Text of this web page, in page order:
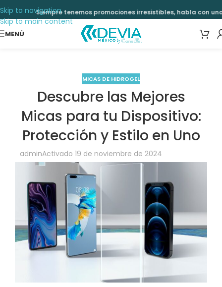
Skip to navigation
Skip to main content
Siempre tenemos promociones irresistibles, habla con uno
MENÚ
MICAS DE HIDROGEL
Descubre las Mejores
Micas para tu Dispositivo:
Protección y Estilo en Uno
adminActivado 19 de noviembre de 2024